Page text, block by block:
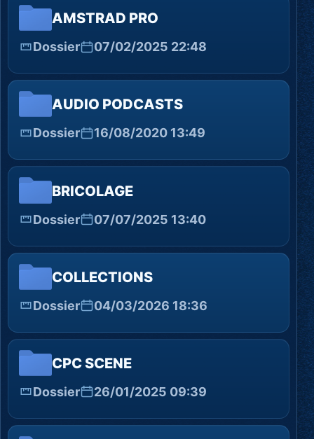
AMSTRAD PRO
Dossier 07/02/2025 22:48
AUDIO PODCASTS
Dossier 16/08/2020 13:49
BRICOLAGE
Dossier 07/07/2025 13:40
COLLECTIONS
Dossier 04/03/2026 18:36
CPC SCENE
Dossier 26/01/2025 09:39